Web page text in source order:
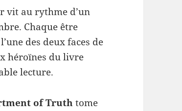
vit au rythme d’un
Chaque être
des deux faces de
héroïnes du livre
lecture.
of Truthtome